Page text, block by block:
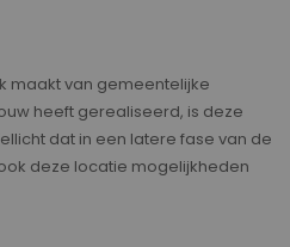
maakt van gemeentelijke
heeft gerealiseerd, is deze
dat in een latere fase van de
deze locatie mogelijkheden